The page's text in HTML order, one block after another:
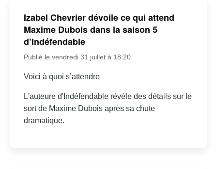
Izabel Chevrier dévoile ce qui attend
Maxime Dubois dans la saison 5
d’Indéfendable
Publié le vendredi 31 juillet à 18:20
Voici à quoi s’attendre
L'auteure d'Indéfendable révèle des détails sur le
sort de Maxime Dubois après sa chute
dramatique.